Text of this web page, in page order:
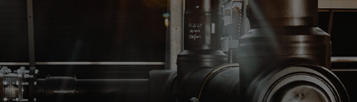
Process Cooling
Process cooling is crucial for maintaining precise temperatures
during the fermentation and aging of wine. GF Industry and
Infrastructure Flow Solutions offers corrosion-free piping